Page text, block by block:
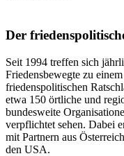
Der
Seit 1994 treffen sich
Friedensbewegte zu
friedenspolitischen
etwa 150 örtliche und
bundesweite
verpflichtet sehen. Dabei
mit Partnern aus
den USA.